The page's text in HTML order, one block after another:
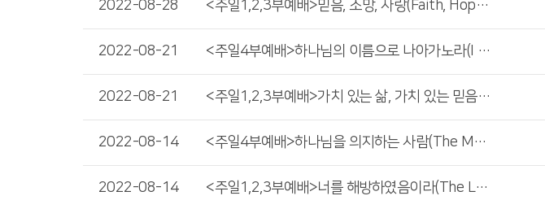
2022-08-28 <주일1,2,3부예배>믿음, 소망, 사랑(Faith, Hope and Love)
2022-08-21 <주일4부예배>하나님의 이름으로 나아가노라(I Come in the Name of the God)
2022-08-21 <주일1,2,3부예배>가치 있는 삶, 가치 있는 믿음(A Worthwhile Life, a Worthwhile Belief)
2022-08-14 <주일4부예배>하나님을 의지하는 사람(The Man Who Trusts in God)
2022-08-14 <주일1,2,3부예배>너를 해방하였음이라(The Law of the Spirit has set you Free)